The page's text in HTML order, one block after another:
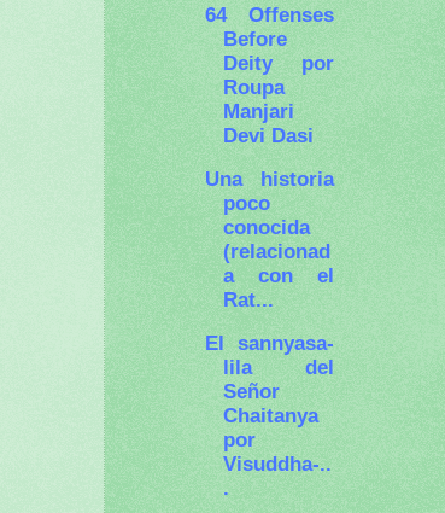
64 Offenses
Before
Deity por
Roupa
Manjari
Devi Dasi
Una historia
poco
conocida
(relacionad
a con el
Rat...
El sannyasa-
lila del
Señor
Chaitanya
por
Visuddha-..
.